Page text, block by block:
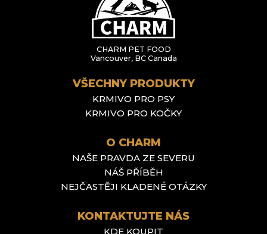
CHARM PET FOOD
Vancouver, BC Canada
VŠECHNY PRODUKTY
KRMIVO PRO PSY
KRMIVO PRO KOČKY
O CHARM
NAŠE PRAVDA ZE SEVERU
NÁŠ PŘÍBĚH
NEJČASTĚJI KLADENÉ OTÁZKY
KONTAKTUJTE NÁS
KDE KOUPIT